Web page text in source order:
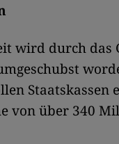
wird durch das
Staatskassen
von über 340